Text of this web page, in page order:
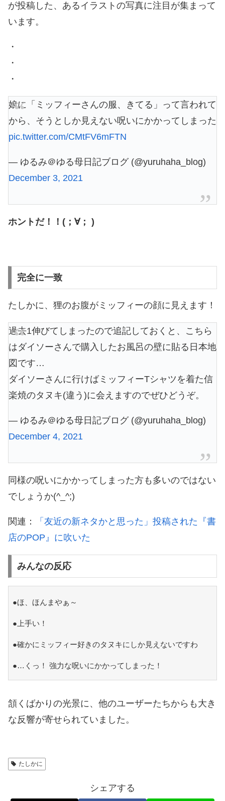
が投稿した、あるイラストの写真に注目が集まって
います。
・
・
・
娘に「ミッフィーさんの服、きてる」って言われて
から、そうとしか見えない呪いにかかってしまった
pic.twitter.com/CMtFV6mFTN
— ゆるみ＠ゆる母日記ブログ (@yuruhaha_blog)
December 3, 2021
ホントだ！！(；∀； )
完全に一致
たしかに、狸のお腹がミッフィーの顔に見えます！
過去1伸びてしまったので追記しておくと、こちら
はダイソーさんで購入したお風呂の壁に貼る日本地
図です…
ダイソーさんに行けばミッフィーTシャツを着た信
楽焼のタヌキ(違う)に会えますのでぜひどうぞ。
— ゆるみ＠ゆる母日記ブログ (@yuruhaha_blog)
December 4, 2021
同様の呪いにかかってしまった方も多いのではない
でしょうか(^_^;)
関連：
「友近の新ネタかと思った」投稿された『書
店のPOP』に吹いた
みんなの反応
●ほ、ほんまやぁ～
●上手い！
●確かにミッフィー好きのタヌキにしか見えないですわ
●…くっ！ 強力な呪いにかかってしまった！
頷くばかりの光景に、他のユーザーたちからも大き
な反響が寄せられていました。
たしかに
シェアする